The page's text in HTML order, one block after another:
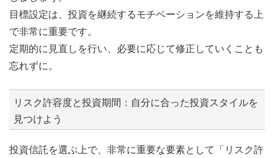
目標設定は、投資を継続するモチベーションを維持する上
で非常に重要です。
定期的に見直しを行い、必要に応じて修正していくことも
忘れずに。
リスク許容度と投資期間：自分に合った投資スタイルを
見つけよう
投資信託を選ぶ上で、非常に重要な要素として「リスク許